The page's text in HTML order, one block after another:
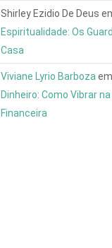
Shirley Ezidio De Deus
Espiritualidade: Os
Casa
Viviane Lyrio Barboza
Dinheiro: Como Vibrar
Financeira